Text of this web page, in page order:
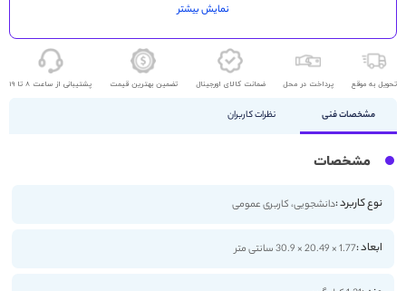
اندازه صفحه نمایش: 13.3 اینچ
کیفیت صفحه نمایش: 4K
نمایش بیشتر
تحویل به موقع پرداخت در محل ضمانت کالای اورجینال تضمین بهترین قیمت پشتیبانی از ساعت 8 تا 19
مشخصات فنی نظرات کاربران
مشخصات
نوع کاربرد :دانشجویی، کاربری عمومی
ابعاد :1.77 × 20.49 × 30.9 سانتی متر